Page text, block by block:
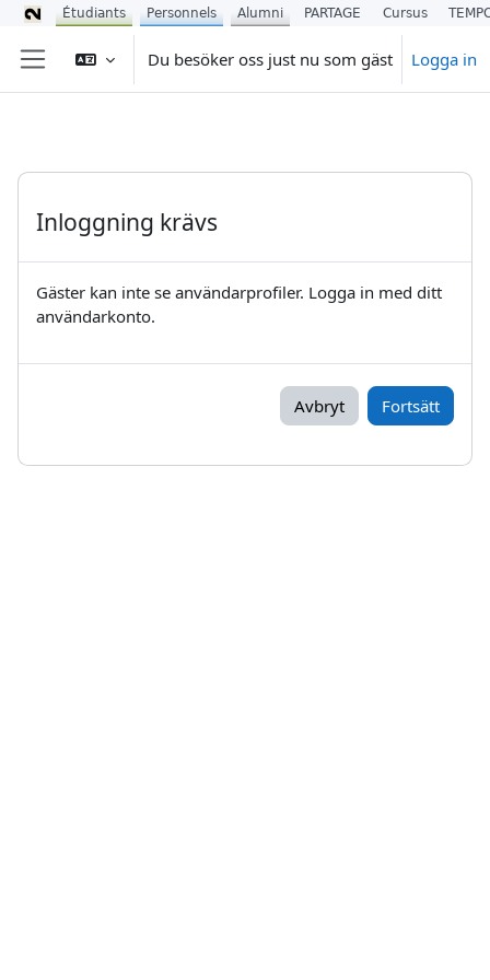
Gå direkt till huvudinnehåll
Du besöker oss just nu som gäst Logga in
Inloggning krävs
Gäster kan inte se användarprofiler. Logga in med ditt
användarkonto.
Avbryt Fortsätt
Étudiants Personnels Alumni PARTAGE Cursus